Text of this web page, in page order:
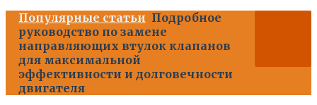
Популярные статьи Подробное
руководство по замене
направляющих втулок клапанов
для максимальной
эффективности и долговечности
двигателя